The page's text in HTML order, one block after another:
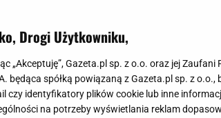
Drogi Użytkowniku,
„Akceptuję”, Gazeta.pl sp. z o.o. oraz jej Zaufani
będąca spółką powiązaną z Gazeta.pl sp. z
czy identyfikatory plików cookie lub inne
na potrzeby wyświetlania reklam